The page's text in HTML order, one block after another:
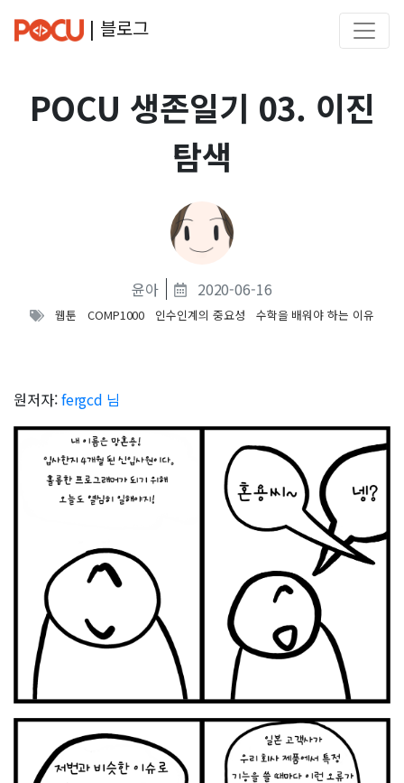
| 블로그
POCU 생존일기 03. 이진
탐색
윤아 2020-06-16
웹툰 COMP1000 인수인계의 중요성 수학을 배워야 하는 이유
원저자:fergcd 님